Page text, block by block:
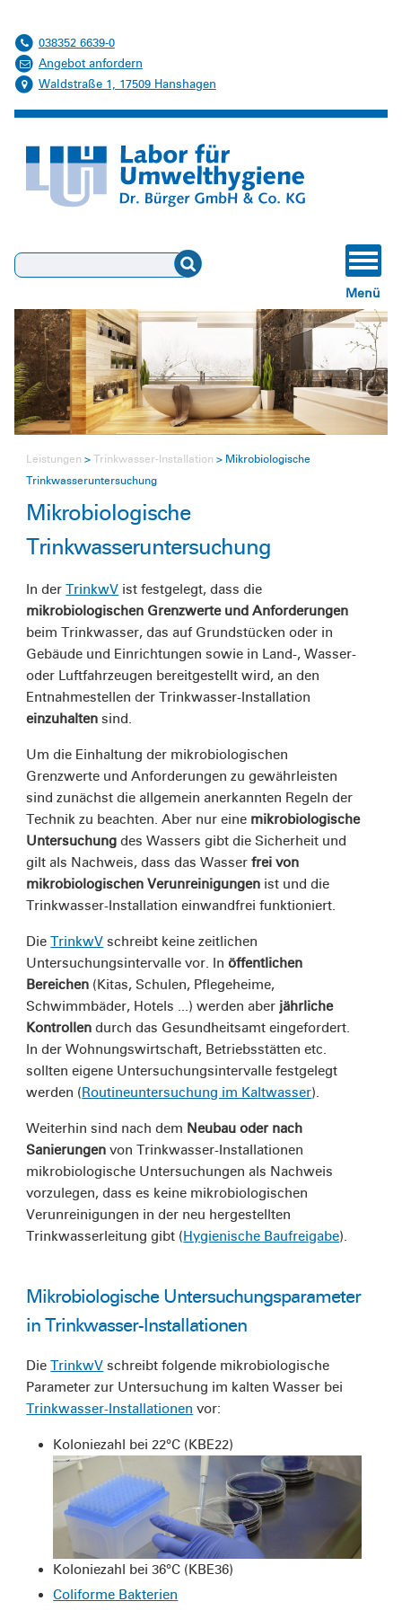
038352 6639-0
Angebot anfordern
Waldstraße 1, 17509 Hanshagen
Suchen
Menü
Leistungen Trinkwasser-Installation
Mikrobiologische
Trinkwasseruntersuchung
Mikrobiologische
Trinkwasseruntersuchung
In derTrinkwV ist festgelegt, dass die
mikrobiologischen Grenzwerte und Anforderungen
beim Trinkwasser, das auf Grundstücken oder in
Gebäude und Einrichtungen sowie in Land-, Wasser-
oder Luftfahrzeugen bereitgestellt wird, an den
Entnahmestellen der Trinkwasser-Installation
einzuhalten sind.
Um die Einhaltung der mikrobiologischen
Grenzwerte und Anforderungen zu gewährleisten
sind zunächst die allgemein anerkannten Regeln der
Technik zu beachten. Aber nur eine mikrobiologische
Untersuchung des Wassers gibt die Sicherheit und
gilt als Nachweis, dass das Wasserfrei von
mikrobiologischen Verunreinigungen ist und die
Trinkwasser-Installation einwandfrei funktioniert.
DieTrinkwV schreibt keine zeitlichen
Untersuchungsintervalle vor. Inöffentlichen
Bereichen (Kitas, Schulen, Pflegeheime,
Schwimmbäder, Hotels ...) werden aber jährliche
Kontrollen durch das Gesundheitsamt eingefordert.
In der Wohnungswirtschaft, Betriebsstätten etc.
sollten eigene Untersuchungsintervalle festgelegt
werden (Routineuntersuchung im Kaltwasser).
Weiterhin sind nach dem Neubau oder nach
Sanierungen von Trinkwasser-Installationen
mikrobiologische Untersuchungen als Nachweis
vorzulegen, dass es keine mikrobiologischen
Verunreinigungen in der neu hergestellten
Trinkwasserleitung gibt (Hygienische Baufreigabe).
Mikrobiologische Untersuchungsparameter
in Trinkwasser-Installationen
DieTrinkwV schreibt folgende mikrobiologische
Parameter zur Untersuchung im kalten Wasser bei
Trinkwasser-Installationen vor:
Koloniezahl bei 22°C (KBE22)
Koloniezahl bei 36°C (KBE36)
Coliforme Bakterien
Verdunstungskühlanlagen, Nassabscheider, Kühltürme